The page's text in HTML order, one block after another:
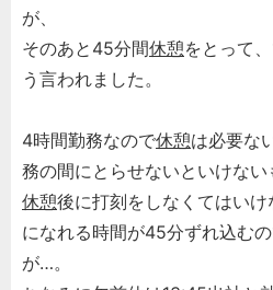
が、
そのあと45分間休憩をとって
う言われました。
4時間勤務なので休憩は必要な
務の間にとらせないといけない
休憩後に打刻をしなくてはい
になれる時間が45分ずれ込む
が…。